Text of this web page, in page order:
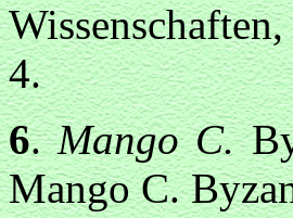
4.
6.Mango С.
Mango C.